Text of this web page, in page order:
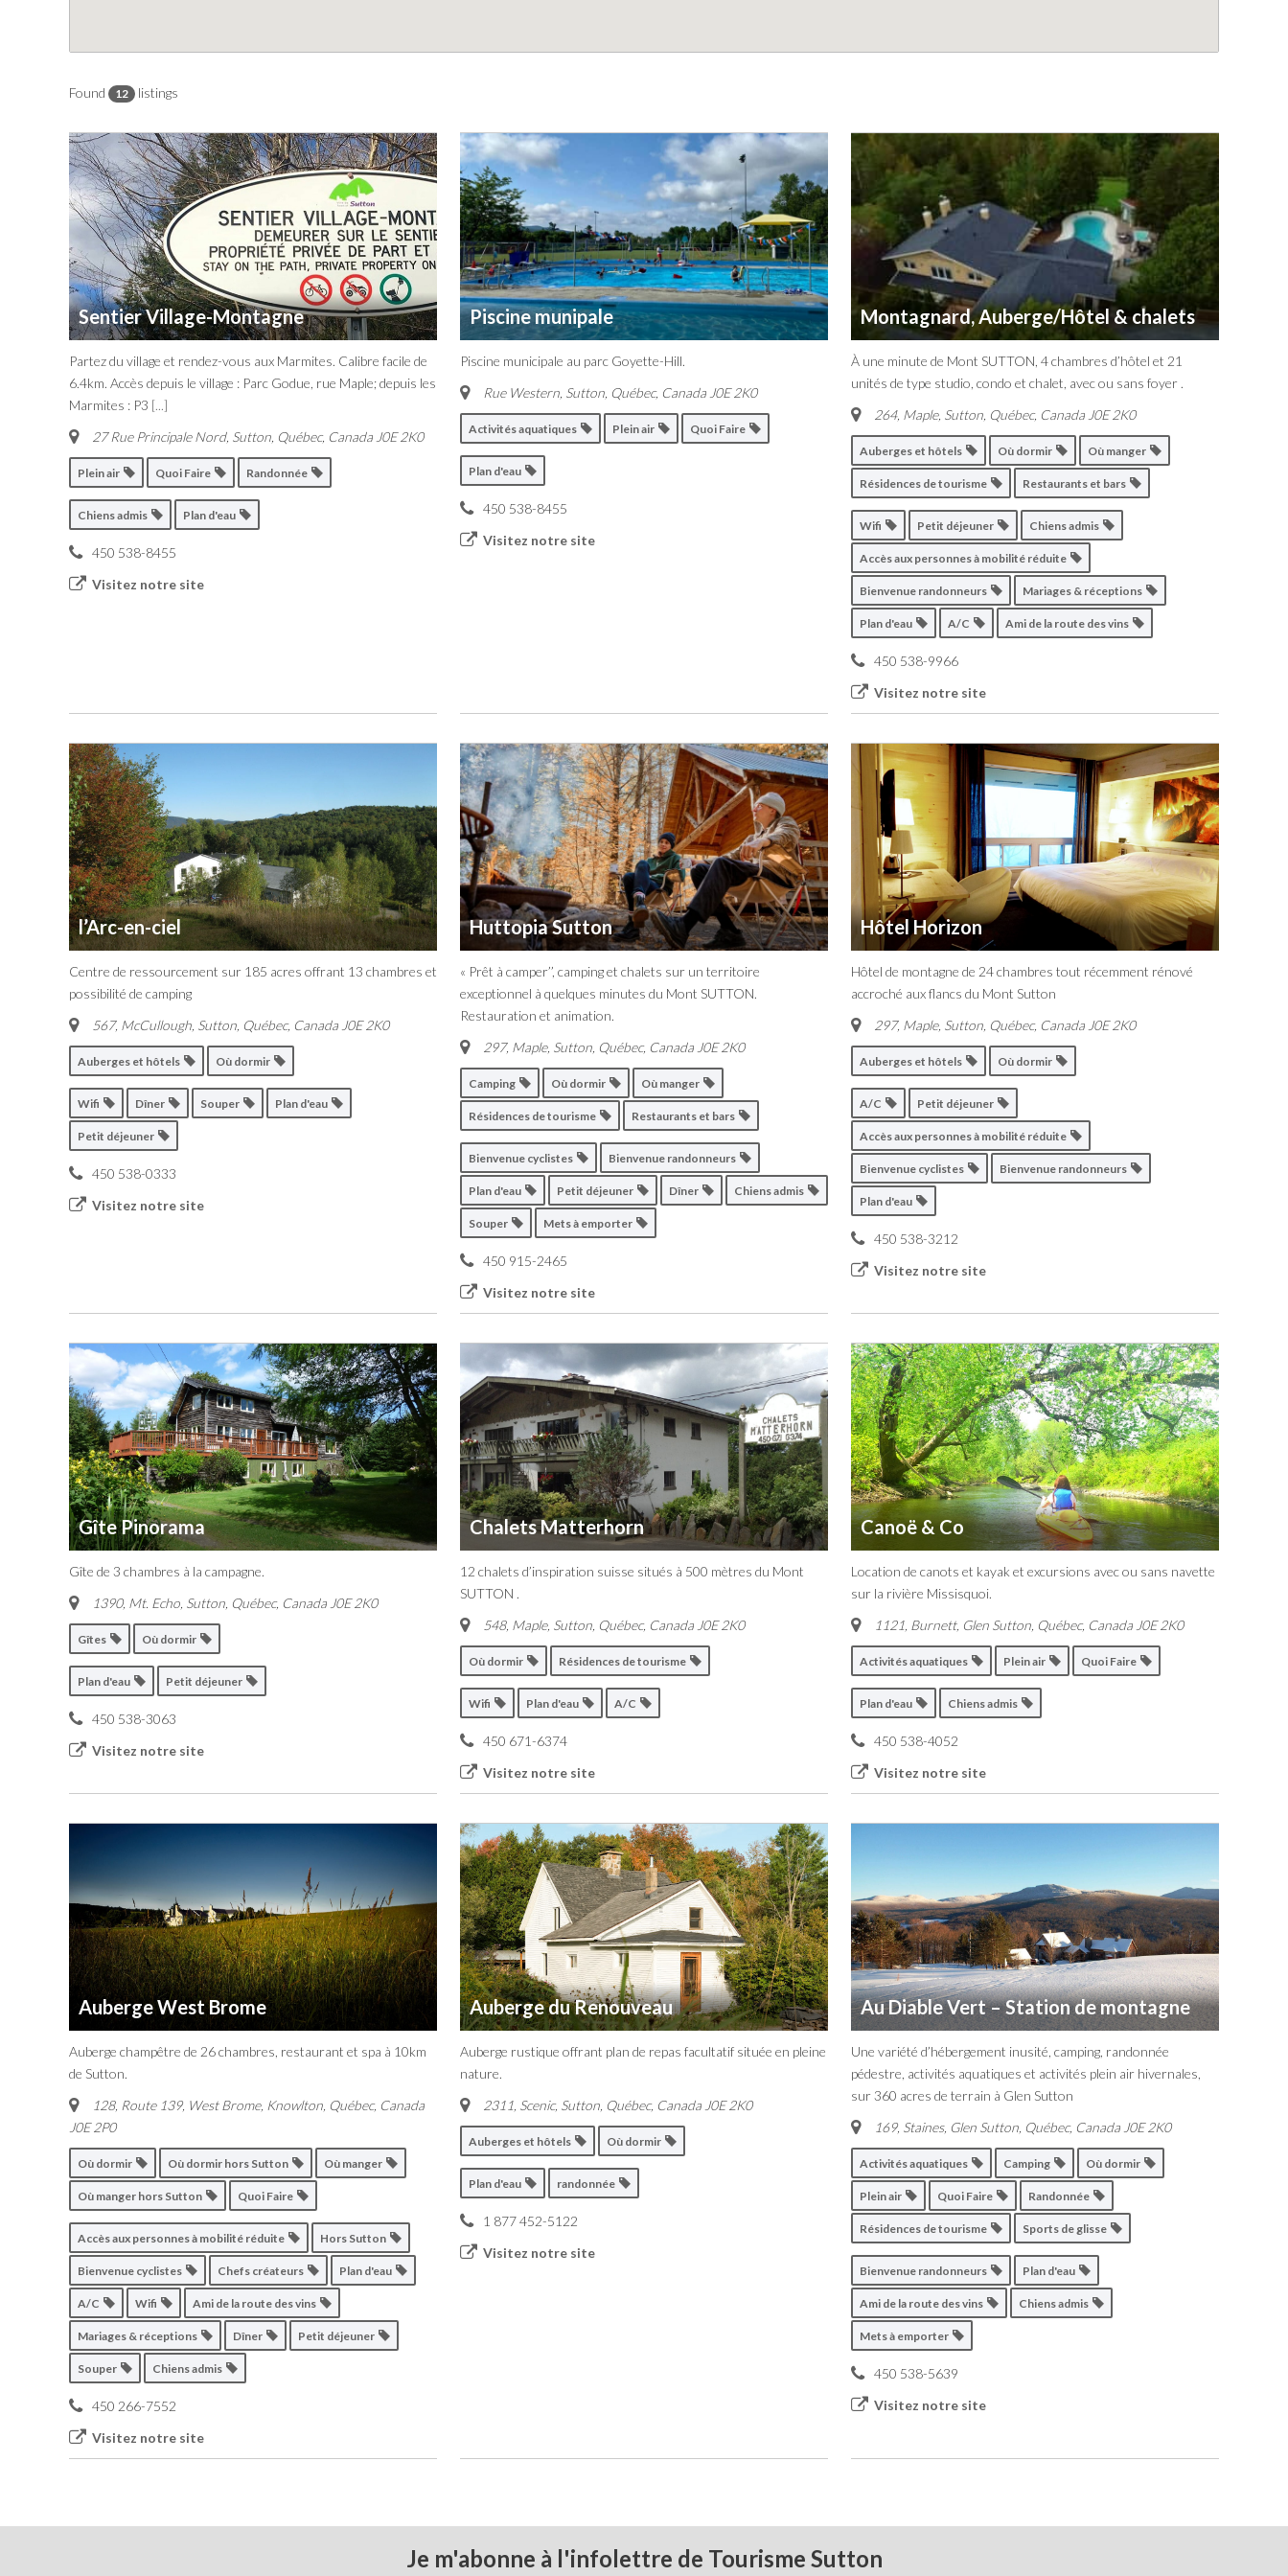
Found 12 listings
Sentier Village-Montagne
Partez du village et rendez-vous aux Marmites. Calibre facile de
6.4km. Accès depuis le village : Parc Godue, rue Maple; depuis les
Marmites : P3 [...]
27 Rue Principale Nord, Sutton, Québec, Canada J0E 2K0
Plein air Quoi Faire Randonnée
Chiens admis Plan d'eau
450 538-8455
Visitez notre site
Piscine munipale
Piscine municipale au parc Goyette-Hill.
Rue Western, Sutton Québec, Canada J0E 2K0
Activités aquatiques Plein air Quoi Faire
Plan d'eau
450 538-8455
Visitez notre site
Montagnard, Auberge/Hôtel & chalets
À une minute de Mont SUTTON, 4 chambres d’hôtel et 21
unités de type studio, condo et chalet, avec ou sans foyer .
264, Maple, Sutton Québec, Canada J0E 2K0
Auberges et hôtels Où dormir Où manger
Résidences de tourisme Restaurants et bars
Wifi Petit déjeuner Chiens admis
Accès aux personnes à mobilité réduite
Bienvenue randonneurs Mariages & réceptions
Plan d'eau A/C Ami de la route des vins
450 538-9966
Visitez notre site
l’Arc-en-ciel
Centre de ressourcement sur 185 acres offrant 13 chambres et
possibilité de camping
567, McCullough, Sutton Québec, Canada J0E 2K0
Auberges et hôtels Où dormir
Wifi Dîner Souper Plan d'eau
Petit déjeuner
450 538-0333
Visitez notre site
Huttopia Sutton
« Prêt à camper’’, camping et chalets sur un territoire
exceptionnel à quelques minutes du Mont SUTTON.
Restauration et animation.
297, Maple, Sutton, Québec, Canada J0E 2K0
Camping Où dormir Où manger
Résidences de tourisme Restaurants et bars
Bienvenue cyclistes Bienvenue randonneurs
Plan d'eau Petit déjeuner Dîner Chiens admis
Souper Mets à emporter
450 915-2465
Visitez notre site
Hôtel Horizon
Hôtel de montagne de 24 chambres tout récemment rénové
accroché aux flancs du Mont Sutton
297, Maple, Sutton Québec, Canada J0E 2K0
Auberges et hôtels Où dormir
A/C Petit déjeuner
Accès aux personnes à mobilité réduite
Bienvenue cyclistes Bienvenue randonneurs
Plan d'eau
450 538-3212
Visitez notre site
Gîte Pinorama
Gîte de 3 chambres à la campagne.
1390, Mt. Echo Sutton, Québec, Canada J0E 2K0
Gîtes Où dormir
Plan d'eau Petit déjeuner
450 538-3063
Visitez notre site
Chalets Matterhorn
12 chalets d’inspiration suisse situés à 500 mètres du Mont
SUTTON .
548, Maple, Sutton, Québec, Canada J0E 2K0
Où dormir Résidences de tourisme
Wifi Plan d'eau A/C
450 671-6374
Visitez notre site
Canoë & Co
Location de canots et kayak et excursions avec ou sans navette
sur la rivière Missisquoi.
1121, Burnett, Glen Sutton Québec, Canada J0E 2K0
Activités aquatiques Plein air Quoi Faire
Plan d'eau Chiens admis
450 538-4052
Visitez notre site
Auberge West Brome
Auberge champêtre de 26 chambres, restaurant et spa à 10km
de Sutton.
128, Route 139, West Brome, Knowlton, Québec, Canada
J0E 2P0
Où dormir Où dormir hors Sutton Où manger
Où manger hors Sutton Quoi Faire
Accès aux personnes à mobilité réduite Hors Sutton
Bienvenue cyclistes Chefs créateurs Plan d'eau
A/C Wifi Ami de la route des vins
Mariages & réceptions Dîner Petit déjeuner
Souper Chiens admis
450 266-7552
Visitez notre site
Auberge du Renouveau
Auberge rustique offrant plan de repas facultatif située en pleine
nature.
2311, Scenic, Sutton, Québec, Canada J0E 2K0
Auberges et hôtels Où dormir
Plan d'eau randonnée
1 877 452-5122
Visitez notre site
Au Diable Vert – Station de montagne
Une variété d’hébergement inusité, camping, randonnée
pédestre, activités aquatiques et activités plein air hivernales,
sur 360 acres de terrain à Glen Sutton
169, Staines, Glen Sutton Québec, Canada J0E 2K0
Activités aquatiques Camping Où dormir
Plein air Quoi Faire Randonnée
Résidences de tourisme Sports de glisse
Bienvenue randonneurs Plan d'eau
Ami de la route des vins Chiens admis
Mets à emporter
450 538-5639
Visitez notre site
Je m'abonne à l'infolettre de Tourisme Sutton